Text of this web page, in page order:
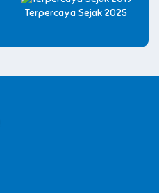
Terpercaya Sejak 2025